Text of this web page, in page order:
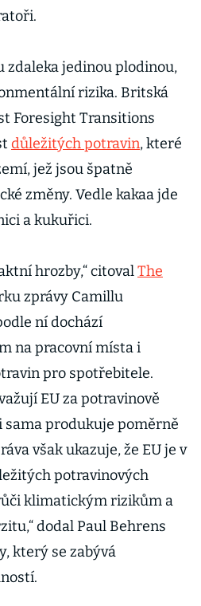
zdaleka jedinou plodinou,
rizika. Britská
Foresight Transitions
důležitých potravin, které
jež jsou špatně
změny. Vedle kakaa jde
a kukuřici.
hrozby,“ citovalThe
zprávy Camillu
ní dochází
na pracovní místa i
pro spotřebitele.
EU za potravinově
sama produkuje poměrně
však ukazuje, že EU je v
potravinových
klimatickým rizikům a
dodal Paul Behrens
který se zabývá